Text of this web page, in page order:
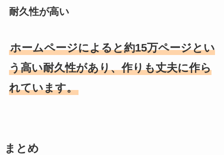
耐久性が高い
ホームページによると約15万ページとい
う高い耐久性があり、作りも丈夫に作ら
れています。
まとめ